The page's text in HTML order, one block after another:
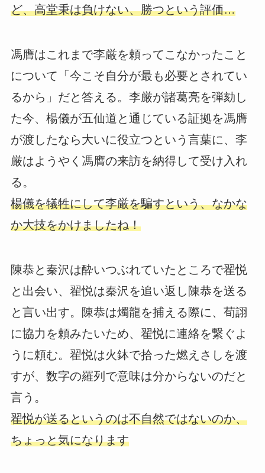
ど、高堂秉は負けない、勝つという評価…
馮膺はこれまで李厳を頼ってこなかったこと
について「今こそ自分が最も必要とされてい
るから」だと答える。李厳が諸葛亮を弾劾し
た今、楊儀が五仙道と通じている証拠を馮膺
が渡したなら大いに役立つという言葉に、李
厳はようやく馮膺の来訪を納得して受け入れ
る。
楊儀を犠牲にして李厳を騙すという、なかな
か大技をかけましたね！
陳恭と秦沢は酔いつぶれていたところで翟悦
と出会い、翟悦は秦沢を追い返し陳恭を送る
と言い出す。陳恭は燭龍を捕える際に、荀詡
に協力を頼みたいため、翟悦に連絡を繋ぐよ
うに頼む。翟悦は火鉢で拾った燃えさしを渡
すが、数字の羅列で意味は分からないのだと
言う。
翟悦が送るというのは不自然ではないのか、
ちょっと気になります